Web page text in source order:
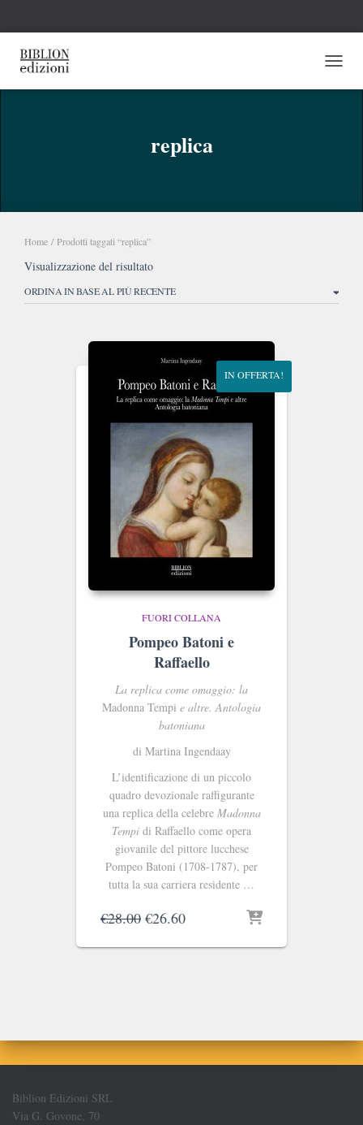
replica
Home / Prodotti taggati “replica”
Visualizzazione del risultato
IN OFFERTA!
FUORI COLLANA
Pompeo Batoni e
Raffaello
La replica come omaggio: la
Madonna Tempi e altre. Antologia
batoniana
di Martina Ingendaay
L’identificazione di un piccolo
quadro devozionale raffigurante
una replica della celebre Madonna
Tempi di Raffaello come opera
giovanile del pittore lucchese
Pompeo Batoni (1708-1787), per
tutta la sua carriera residente …
€28.00 Il
originale
€26.60Il
attuale
Biblion Edizioni SRL
Via G. Govone, 70